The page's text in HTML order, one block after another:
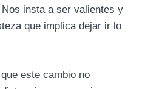
insta a ser valientes y
que implica dejar ir lo
este cambio no